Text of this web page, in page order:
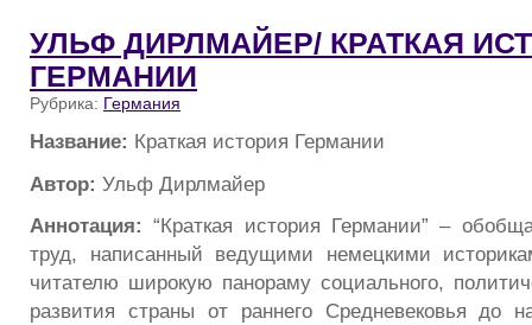
УЛЬФ ДИРЛМАЙЕР/ КРАТКАЯ
ГЕРМАНИИ
Рубрика: Германия
Название: Краткая история Германии
Автор: Ульф Дирлмайер
Аннотация: “Краткая история Германии” –
труд, написанный ведущими немецкими
читателю широкую панораму социального,
развития страны от раннего Средневековья до